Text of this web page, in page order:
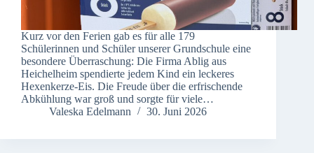
Kurz vor den Ferien gab es für alle 179
Schülerinnen und Schüler unserer Grundschule eine
besondere Überraschung: Die Firma Ablig aus
Heichelheim spendierte jedem Kind ein leckeres
Hexenkerze-Eis. Die Freude über die erfrischende
Abkühlung war groß und sorgte für viele…
Valeska Edelmann
30. Juni 2026